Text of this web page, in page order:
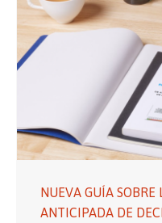
NUEVA GUÍA
ANTICIPADA DE